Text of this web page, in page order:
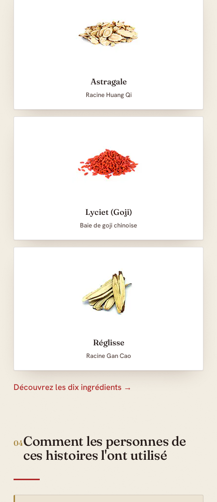
Astragale
Racine Huang Qi
Lyciet (Goji)
Baie de goji chinoise
Réglisse
Racine Gan Cao
Découvrez les dix ingrédients →
04Comment les personnes de
ces histoires l'ont utilisé